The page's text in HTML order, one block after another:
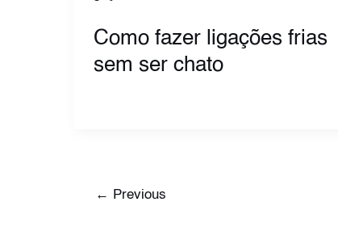
Como fazer ligações frias
sem ser chato
← Previous